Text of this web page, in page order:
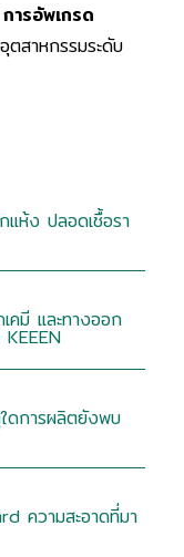
การอัพเกรด
ตสาหกรรมระดับ
แห้ง ปลอดเชื้อรา
คมี และทางออก
ใดการผลิตยังพบ
ความสะอาดที่มา